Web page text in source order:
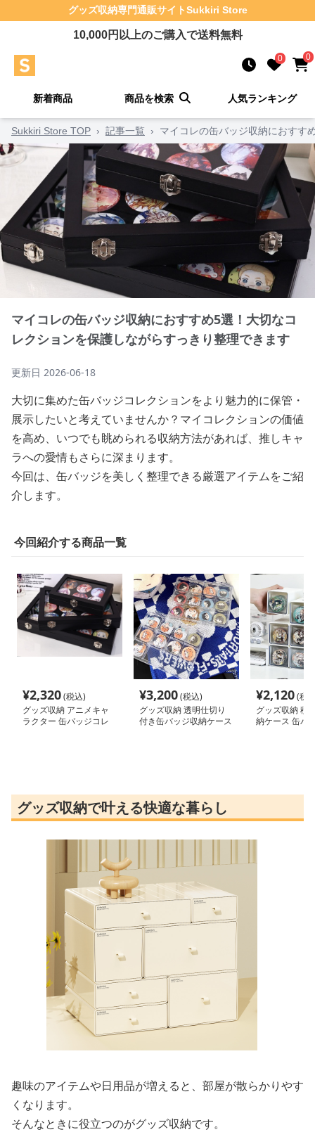
グッズ収納専門通販サイトSukkiri Store
10,000円以上のご購入で送料無料
0 0
新着商品 商品を検索 人気ランキング
Sukkiri Store TOP › 記事一覧 › マイコレの缶バッジ収納におすす
マイコレの缶バッジ収納におすすめ5選！大切なコ
レクションを保護しながらすっきり整理できます
更新日 2026-06-18
大切に集めた缶バッジコレクションをより魅力的に保管・
展示したいと考えていませんか？マイコレクションの価値
を高め、いつでも眺められる収納方法があれば、推しキャ
ラへの愛情もさらに深まります。
今回は、缶バッジを美しく整理できる厳選アイテムをご紹
介します。
今回紹介する商品一覧
¥2,320(税込)
グッズ収納 アニメキャ
ラクター 缶バッジコレ
¥3,200(税込)
グッズ収納 透明仕切り
付き缶バッジ収納ケース
¥2,120(税
グッズ収納 積
納ケース 缶バ
グッズ収納で叶える快適な暮らし
趣味のアイテムや日用品が増えると、部屋が散らかりやす
くなります。
そんなときに役立つのがグッズ収納です。